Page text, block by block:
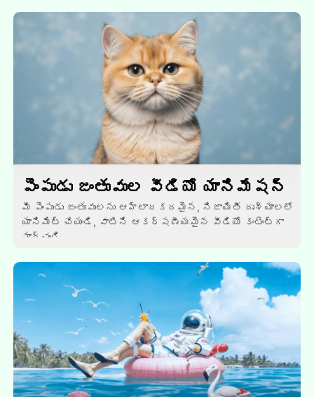
పెంపుడు జంతువుల వీడియో యానిమేషన్
మీ పెంపుడు జంతువులను ఆహ్లాదకరమైన, నిజాయితీ దృశ్యాలలో
యానిమేట్ చేయండి, వాటిని ఆకర్షణీయమైన వీడియో కంటెంట్గా
మార్చండి.